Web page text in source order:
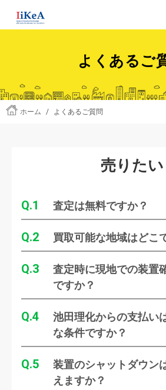
よくあるご
ホーム / よくあるご質問
売りたい
1 査定は無料ですか？
2 買取可能な地域はどこ
3
査定時に現地での装置
ですか？
4
池田理化からの支払い
な条件ですか？
5
装置のシャットダウン
えますか？